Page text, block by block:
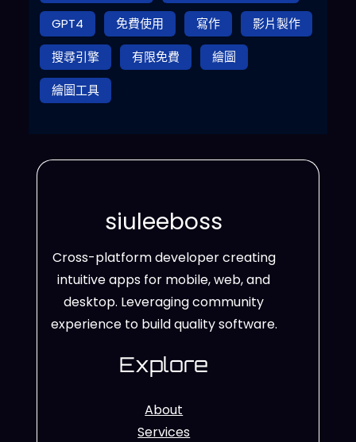
GPT4
免費使用 寫作
影片製作
搜尋引擎
有限免費
繪圖
繪圖工具
siuleeboss
Cross-platform developer creating
intuitive apps for mobile, web, and
desktop. Leveraging community
experience to build quality software.
Explore
About
Services